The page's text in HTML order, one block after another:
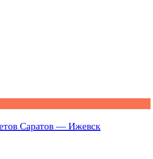
Саратов — Ижевск